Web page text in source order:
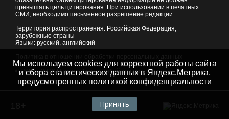
превышать цель цитирования. При использовании в печатных
СМИ, необходимо письменное разрешение редакции.
Территория распространения: Российская Федерация,
зарубежные страны
Языки: русский, английский
© 2007 - 2026Портал Читы и Забайкальского края
Мы используем cookies для корректной работы сайта
и сбора статистических данных в Яндекс.Метрика,
предусмотренных политикой конфиденциальности
Принять